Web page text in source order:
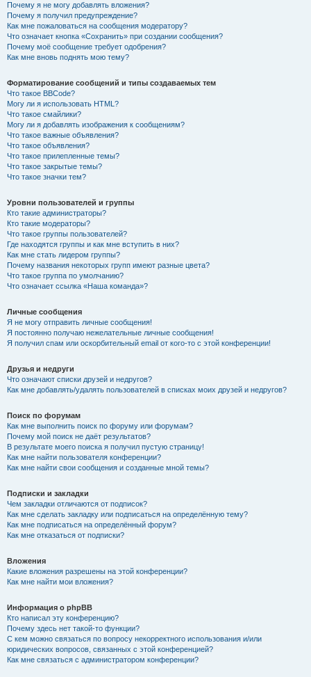
Почему я не могу добавлять вложения?
Почему я получил предупреждение?
Как мне пожаловаться на сообщения модератору?
Что означает кнопка «Сохранить» при создании сообщения?
Почему моё сообщение требует одобрения?
Как мне вновь поднять мою тему?
Форматирование сообщений и типы создаваемых тем
Что такое BBCode?
Могу ли я использовать HTML?
Что такое смайлики?
Могу ли я добавлять изображения к сообщениям?
Что такое важные объявления?
Что такое объявления?
Что такое прилепленные темы?
Что такое закрытые темы?
Что такое значки тем?
Уровни пользователей и группы
Кто такие администраторы?
Кто такие модераторы?
Что такое группы пользователей?
Где находятся группы и как мне вступить в них?
Как мне стать лидером группы?
Почему названия некоторых групп имеют разные цвета?
Что такое группа по умолчанию?
Что означает ссылка «Наша команда»?
Личные сообщения
Я не могу отправить личные сообщения!
Я постоянно получаю нежелательные личные сообщения!
Я получил спам или оскорбительный email от кого-то с этой конференции!
Друзья и недруги
Что означают списки друзей и недругов?
Как мне добавлять/удалять пользователей в списках моих друзей и недругов?
Поиск по форумам
Как мне выполнить поиск по форуму или форумам?
Почему мой поиск не даёт результатов?
В результате моего поиска я получил пустую страницу!
Как мне найти пользователя конференции?
Как мне найти свои сообщения и созданные мной темы?
Подписки и закладки
Чем закладки отличаются от подписок?
Как мне сделать закладку или подписаться на определённую тему?
Как мне подписаться на определённый форум?
Как мне отказаться от подписки?
Вложения
Какие вложения разрешены на этой конференции?
Как мне найти мои вложения?
Информация о phpBB
Кто написал эту конференцию?
Почему здесь нет такой-то функции?
С кем можно связаться по вопросу некорректного использования и/или
юридических вопросов, связанных с этой конференцией?
Как мне связаться с администратором конференции?